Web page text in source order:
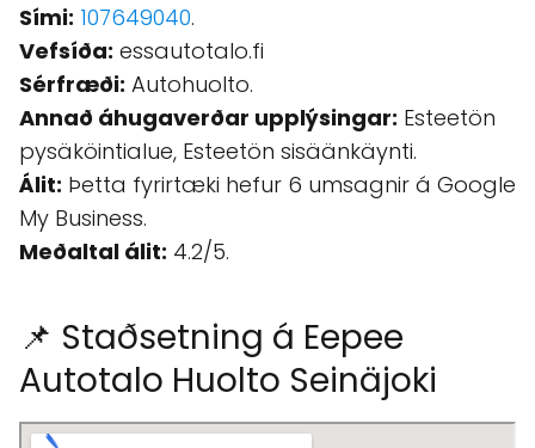
Sími: 107649040.
Vefsíða: essautotalo.fi
Sérfræði: Autohuolto.
Annað áhugaverðar upplýsingar: Esteetön
pysäköintialue, Esteetön sisäänkäynti.
Álit: Þetta fyrirtæki hefur 6 umsagnir á Google
My Business.
Meðaltal álit: 4.2/5.
📌 Staðsetning á Eepee
Autotalo Huolto Seinäjoki